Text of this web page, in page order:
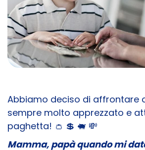
Abbiamo deciso di affrontare
sempre molto apprezzato e
paghetta! 👛 💲 🐖 💸
Mamma, papà quando mi